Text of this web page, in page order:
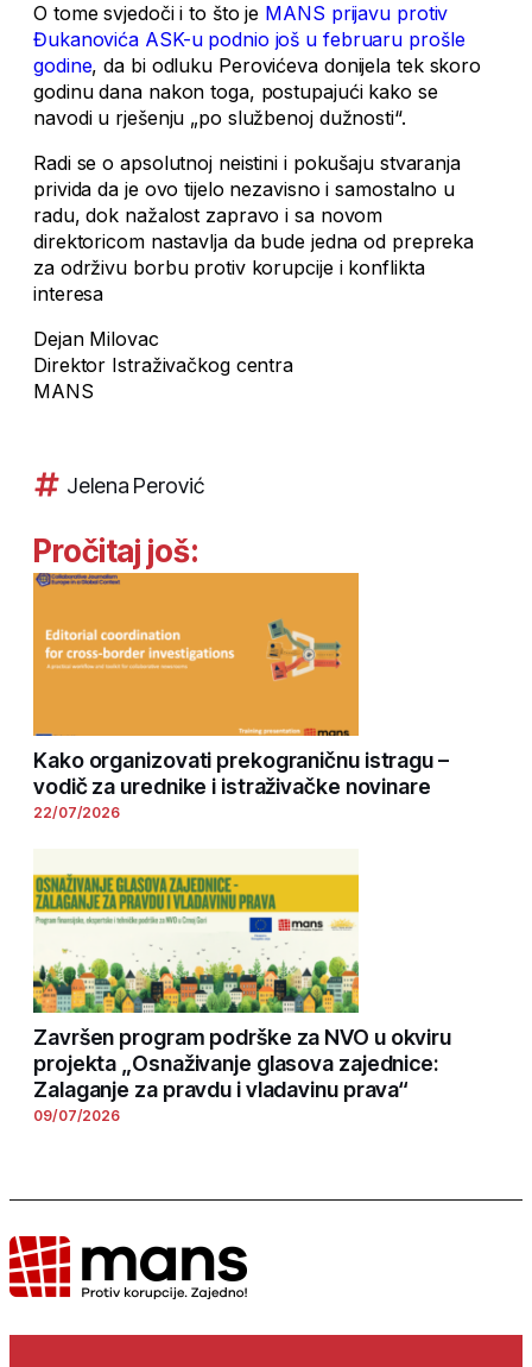
O tome svjedoči i to što je MANS prijavu protiv
Đukanovića ASK-u podnio još u februaru prošle
godine, da bi odluku Perovićeva donijela tek skoro
godinu dana nakon toga, postupajući kako se
navodi u rješenju „po službenoj dužnosti“.
Radi se o apsolutnoj neistini i pokušaju stvaranja
privida da je ovo tijelo nezavisno i samostalno u
radu, dok nažalost zapravo i sa novom
direktoricom nastavlja da bude jedna od prepreka
za održivu borbu protiv korupcije i konflikta
interesa
Dejan Milovac
Direktor Istraživačkog centra
MANS
Jelena Perović
Pročitaj još:
Kako organizovati prekograničnu istragu –
vodič za urednike i istraživačke novinare
22/07/2026
Završen program podrške za NVO u okviru
projekta „Osnaživanje glasova zajednice:
Zalaganje za pravdu i vladavinu prava“
09/07/2026